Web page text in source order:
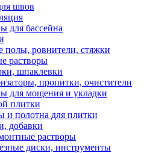
швов
для бассейна
полы, ровнители, стяжки
растворы
шпаклевки
пропитки, очистители
для мощения и укладки
плитки
и полотна для плитки
добавки
растворы
диски, инструменты